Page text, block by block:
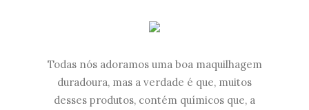
Todas nós adoramos uma boa maquilhagem
duradoura, mas a verdade é que, muitos
desses produtos, contém químicos que, a